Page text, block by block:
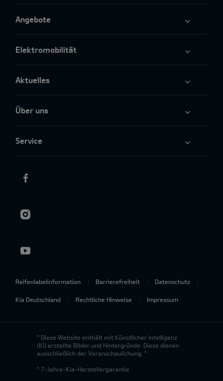
Angebote
Elektromobilität
Aktuelles
Über uns
Service
Reifenlabelinformation Barrierefreiheit Datenschutz
Kia Deutschland Rechtliche Hinweise Impressum
* Diese Website enthält mit Künstlicher Intelligenz
(KI) erstellte Bilder und Hintergründe. Diese dienen
ausschließlich der Veranschaulichung. *
* 7-Jahre-Kia-Herstellergarantie